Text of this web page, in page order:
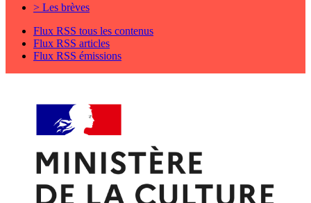
> Les brèves
Flux RSS tous les contenus
Flux RSS articles
Flux RSS émissions